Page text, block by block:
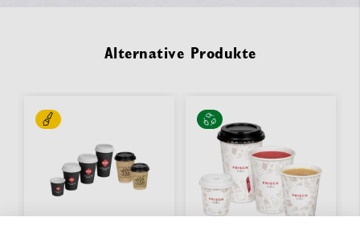
Alternative Produkte